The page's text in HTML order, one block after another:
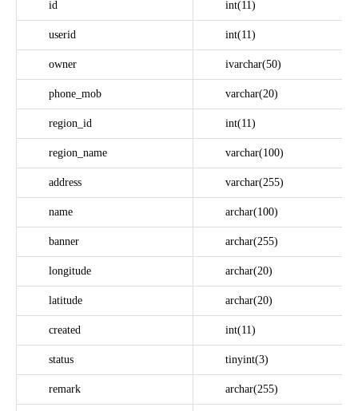
id int(11)
userid int(11)
owner ivarchar(50)
phone_mob varchar(20)
region_id int(11)
region_name varchar(100)
address varchar(255)
name archar(100)
banner archar(255)
longitude archar(20)
latitude archar(20)
created int(11)
status tinyint(3)
remark archar(255)